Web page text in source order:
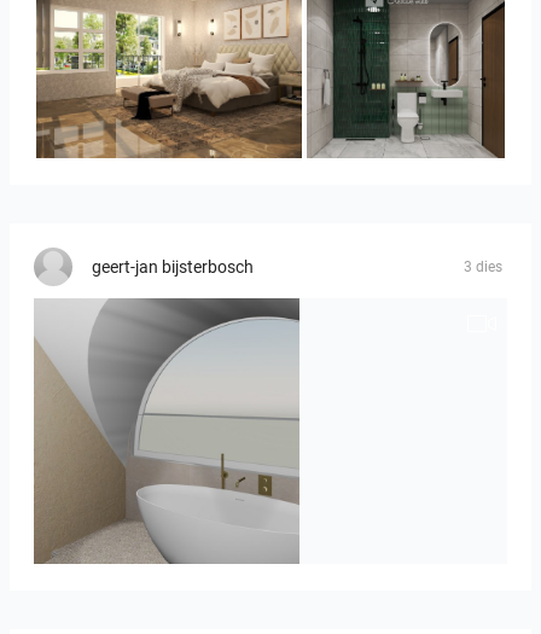
YUSMAN_BEDROOM KHAI_BATHROOM
geert-jan bijsterbosch 3 dies
J._Stadtmuller-Koops_Staphorst_badkamer_TEGELS-3